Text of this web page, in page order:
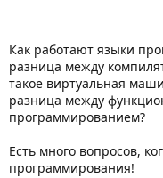
Как работают языки
разница между
такое виртуальная
разница между
программированием?
Есть много вопросов,
программирования!